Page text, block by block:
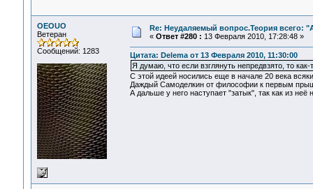
OEOUO
Ветеран
Сообщений: 1283
Re: Неудаляемый вопрос.Теория всего:
« Ответ #280 : 13 Февраля 2010, 17:28:48 »
Цитата: Delema от 13 Февраля 2010, 11:30:00
Я думаю, что если взглянуть непредвзято, то
С этой идеей носились еще в начале 20 века
Даждый Самоделкин от философии к первым
А дальше у него наступает "затык", так как из